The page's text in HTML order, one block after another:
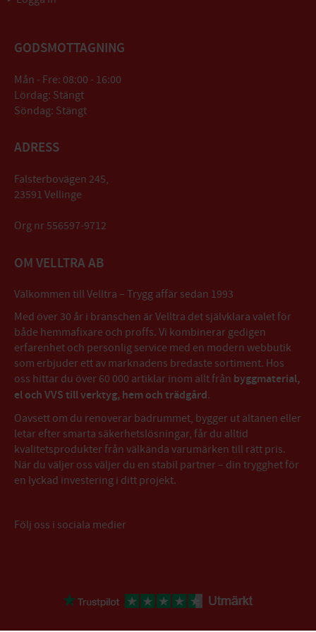
GODSMOTTAGNING
Mån - Fre: 08:00 - 16:00
Lördag: Stängt
Söndag: Stängt
ADRESS
Falsterbovägen 245,
23591 Vellinge
Org nr 556597-9712
OM VELLTRA AB
Välkommen till Velltra – Trygg affär sedan 1993
Med över 30 år i branschen är Velltra det självklara valet för
både hemmafixare och proffs. Vi kombinerar gedigen
erfarenhet och personlig service med en modern webbutik
som erbjuder ett av marknadens bredaste sortiment. Hos
oss hittar du över 60 000 artiklar inom allt från byggmaterial,
el och VVS till verktyg, hem och trädgård.
Oavsett om du renoverar badrummet, bygger ut altanen eller
letar efter smarta säkerhetslösningar, får du alltid
kvalitetsprodukter från välkända varumärken till rätt pris.
När du väljer oss väljer du en stabil partner – din trygghet för
en lyckad investering i ditt projekt.
Följ oss i sociala medier